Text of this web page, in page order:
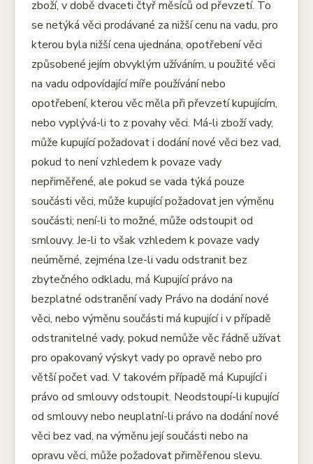
zboží, v době dvaceti čtyř měsíců od převzetí. To
se netýká věci prodávané za nižší cenu na vadu, pro
kterou byla nižší cena ujednána, opotřebení věci
způsobené jejím obvyklým užíváním, u použité věci
na vadu odpovídající míře používání nebo
opotřebení, kterou věc měla při převzetí kupujícím,
nebo vyplývá-li to z povahy věci. Má-li zboží vady,
může kupující požadovat i dodání nové věci bez vad,
pokud to není vzhledem k povaze vady
nepřiměřené, ale pokud se vada týká pouze
součásti věci, může kupující požadovat jen výměnu
součásti; není-li to možné, může odstoupit od
smlouvy. Je-li to však vzhledem k povaze vady
neúměrné, zejména lze-li vadu odstranit bez
zbytečného odkladu, má Kupující právo na
bezplatné odstranění vady Právo na dodání nové
věci, nebo výměnu součásti má kupující i v případě
odstranitelné vady, pokud nemůže věc řádně užívat
pro opakovaný výskyt vady po opravě nebo pro
větší počet vad. V takovém případě má Kupující i
právo od smlouvy odstoupit. Neodstoupí-li kupující
od smlouvy nebo neuplatní-li právo na dodání nové
věci bez vad, na výměnu její součásti nebo na
opravu věci, může požadovat přiměřenou slevu.